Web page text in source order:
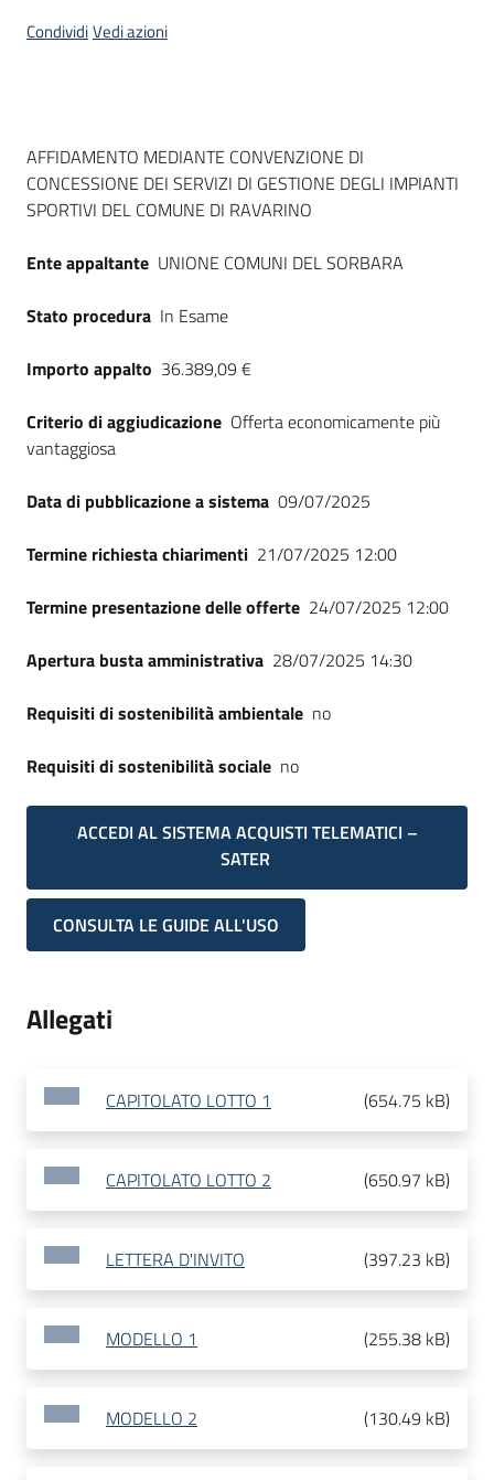
su
CondividiVedi azioni
Dati del bando
AFFIDAMENTO MEDIANTE CONVENZIONE DI
CONCESSIONE DEI SERVIZI DI GESTIONE DEGLI IMPIANTI
SPORTIVI DEL COMUNE DI RAVARINO
Ente appaltante UNIONE COMUNI DEL SORBARA
Stato procedura In Esame
Importo appalto 36.389,09 €
Criterio di aggiudicazione Offerta economicamente più
vantaggiosa
Data di pubblicazione a sistema 09/07/2025
Termine richiesta chiarimenti 21/07/2025 12:00
Termine presentazione delle offerte 24/07/2025 12:00
Apertura busta amministrativa 28/07/2025 14:30
Requisiti di sostenibilità ambientale no
Requisiti di sostenibilità sociale no
ACCEDI AL SISTEMA ACQUISTI TELEMATICI –
SATER
CONSULTA LE GUIDE ALL'USO
Allegati
CAPITOLATO LOTTO 1 (654.75 kB)
CAPITOLATO LOTTO 2 (650.97 kB)
LETTERA D'INVITO (397.23 kB)
MODELLO 1 (255.38 kB)
MODELLO 2 (130.49 kB)